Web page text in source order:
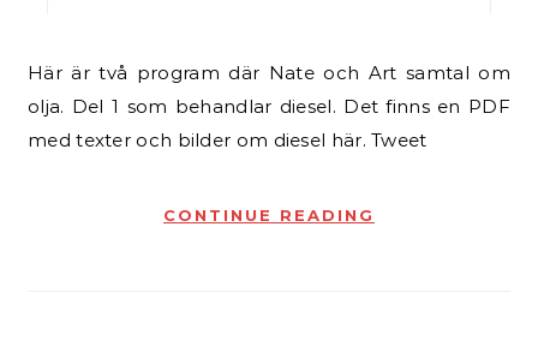
Här är två program där Nate och Art samtal om
olja. Del 1 som behandlar diesel. Det finns en PDF
med texter och bilder om diesel här. Tweet
CONTINUE READING